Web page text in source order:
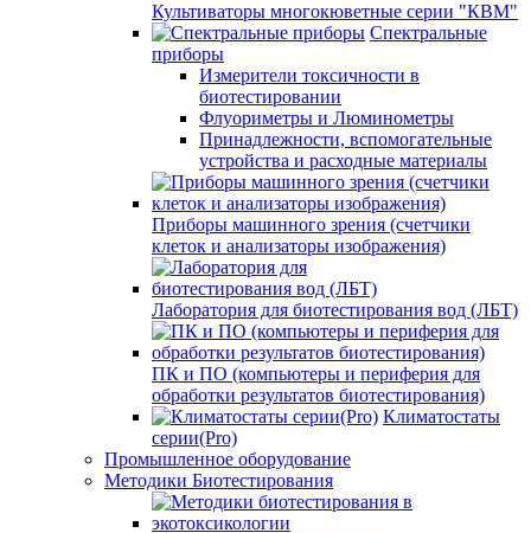
Культиваторы многокюветные серии "КВМ"
Спектральные
приборы
Измерители токсичности в
биотестировании
Флуориметры и Люминометры
Принадлежности, вспомогательные
устройства и расходные материалы
Приборы машинного зрения (счетчики
клеток и анализаторы изображения)
Лаборатория для биотестирования вод (ЛБТ)
ПК и ПО (компьютеры и периферия для
обработки результатов биотестирования)
Климатостаты
серии(Pro)
Промышленное оборудование
Методики Биотестирования